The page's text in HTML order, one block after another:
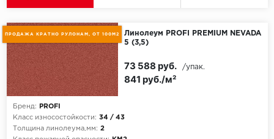
ПРОДАЖА КРАТНО РУЛОНАМ, ОТ 100М2
Линолеум PROFI PREMIUM NEVADA
5 (3,5)
Бренд:
PROFI
Класс износостойкости: 34 / 43
Толщина линолеума,мм: 2
841 руб./м²
73 588 руб. /упак.